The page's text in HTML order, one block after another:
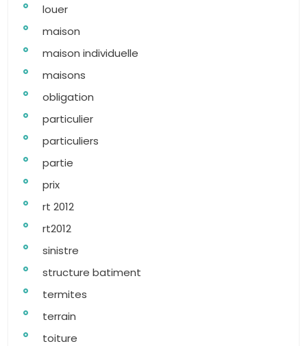
louer
maison
maison individuelle
maisons
obligation
particulier
particuliers
partie
prix
rt 2012
rt2012
sinistre
structure batiment
termites
terrain
toiture